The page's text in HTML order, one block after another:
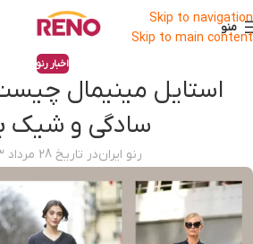
Skip to navigation
Skip to main content
منو
اخبار رنو
استایل مینیمال
سادگی و شیک
رنو ایراندر تاریخ 28 مرداد 1403